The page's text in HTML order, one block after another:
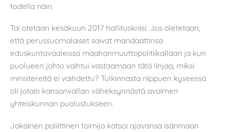
todella näin.
Tai otetaan kesäkuun 2017 hallituskriisi. Jos oletetaan,
että perussuomalaiset saivat mandaattinsa
eduskuntavaaleissa maahanmuuttopolitiikallaan ja kun
puolueen johto vaihtui vastaamaan tätä linjaa, miksi
ministereitä ei vaihdettu? Tulkinnasta riippuen kyseessä
oli jotain kansanvallan väheksynnästä avoimen
yhteiskunnan puolustukseen.
Jokainen poliittinen toimija katsoi ajavansa isänmaan